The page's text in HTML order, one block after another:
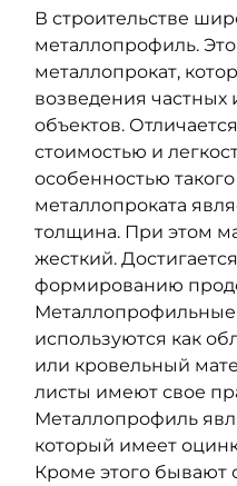
В строительстве
металлопрофиль.
металлопрокат,
возведения
объектов.
стоимостью и
особенностью
металлопроката
толщина. При этом
жесткий.
формированию
Металлопрофильные
используются как
или кровельный
листы имеют свое
Металлопрофиль
который имеет
Кроме этого